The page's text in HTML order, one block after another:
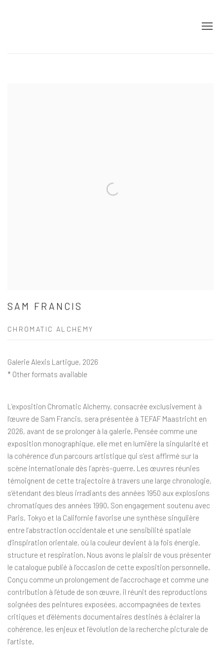
SAM FRANCIS
CHROMATIC ALCHEMY
Galerie Alexis Lartigue, 2026
Other formats available
L’exposition Chromatic Alchemy, consacrée exclusivement à
l’œuvre de Sam Francis, sera présentée à TEFAF Maastricht en
2026, avant de se prolonger à la galerie. Pensée comme une
exposition monographique, elle met en lumière la singularité et
la cohérence d’un parcours artistique qui s’est affirmé sur la
scène internationale dès l’après-guerre. Les œuvres réunies
témoignent de cette trajectoire à travers une large chronologie,
s’étendant des bleus irradiants des années 1950 aux explosions
chromatiques des années 1990. Son engagement soutenu avec
Paris, Tokyo et la Californie favorise une synthèse singulière
entre l’abstraction occidentale et une sensibilité spatiale
d’inspiration orientale, où la couleur devient à la fois énergie,
structure et respiration. Nous avons le plaisir de vous présenter
le catalogue publié à l’occasion de cette exposition personnelle.
Conçu comme un prolongement de l’accrochage et comme une
contribution à l’étude de son œuvre, il réunit des reproductions
soignées des peintures exposées, accompagnées de textes
critiques et d’éléments documentaires destinés à éclairer la
cohérence, les enjeux et l’évolution de la recherche picturale de
l’artiste.